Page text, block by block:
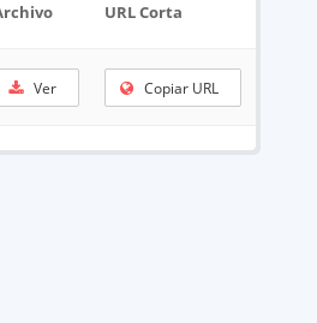
URL Corta
Ver Copiar URL